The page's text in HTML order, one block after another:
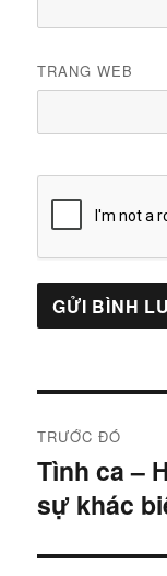
TRANG WEB
hướng
bài
viết
TRƯỚC ĐÓ
Bài
trước:
Tình ca –
sự khác